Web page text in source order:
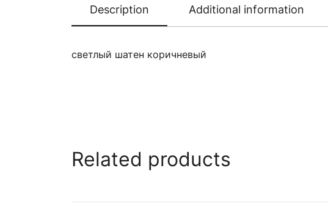
Description Additional information
светлый шатен коричневый
Related products